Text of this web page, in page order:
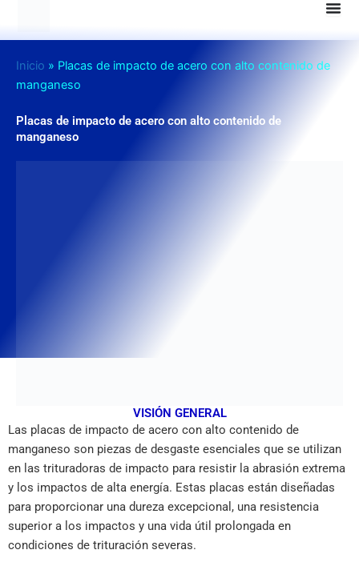
Inicio » Placas de impacto de acero con alto contenido de
manganeso
Placas de impacto de acero con alto contenido de
manganeso
VISIÓN GENERAL
Las placas de impacto de acero con alto contenido de
manganeso son piezas de desgaste esenciales que se utilizan
en las trituradoras de impacto para resistir la abrasión extrema
y los impactos de alta energía. Estas placas están diseñadas
para proporcionar una dureza excepcional, una resistencia
superior a los impactos y una vida útil prolongada en
condiciones de trituración severas.